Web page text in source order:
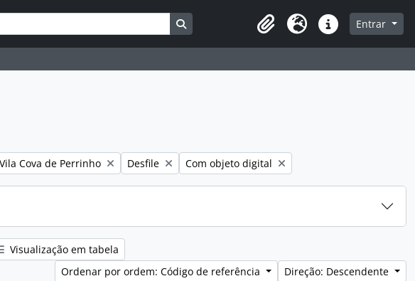
Busque na página de navegação
Clipboard
Idioma Ligações rápidas
Entrar
Cova de Perrinho Remover filtro:
Desfile Remover filtro:
Com objeto digital
Visualização em tabela
Ordenar por ordem: Código de referência
Direção: Descendente